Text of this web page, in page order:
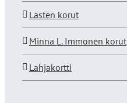
Lasten korut
Minna L. Immonen korut
Lahjakortti